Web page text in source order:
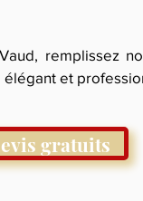
remplissez
et
gratuits